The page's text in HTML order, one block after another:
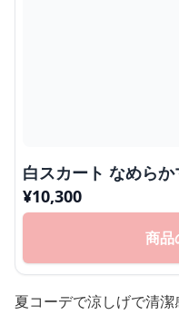
白スカート なめら
¥10,300
商品
夏コーデで涼しげで清